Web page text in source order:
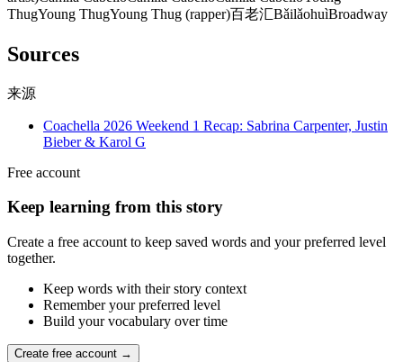
ThugYoung ThugYoung Thug (rapper)百老汇BǎilǎohuìBroadway
Sources
来源
Coachella 2026 Weekend 1 Recap: Sabrina Carpenter, Justin
Bieber & Karol G
Free account
Keep learning from this story
Create a free account to keep saved words and your preferred level
together.
Keep words with their story context
Remember your preferred level
Build your vocabulary over time
Create free account →